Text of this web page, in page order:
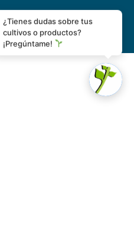
¿Tienes dudas sobre tus
cultivos o productos?
¡Pregúntame!